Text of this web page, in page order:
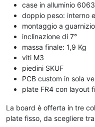
case in alluminio 6063
doppio peso: interno
montaggio a
inclinazione di 7°
massa finale: 1,9 Kg
viti M3
piedini SKUF
PCB custom in sola
plate FR4 con layout
La board è offerta in tre
plate fisso, da scegliere